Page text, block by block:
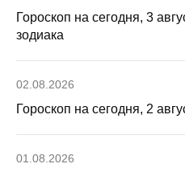
Гороскоп на сегодня, 3
зодиака
02.08.2026
Гороскоп на сегодня, 2
01.08.2026